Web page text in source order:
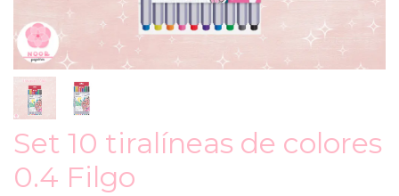
Set 10 tiralíneas de colores
0.4 Filgo